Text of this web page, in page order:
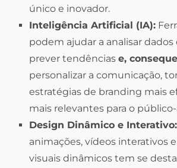
único e inovador.
Inteligência Artificial (IA):
podem ajudar a analisar
prever tendências e,
personalizar a comunicação,
estratégias de branding mais
mais relevantes para o
Design Dinâmico e Interativo:
animações, vídeos interativos
visuais dinâmicos tem se